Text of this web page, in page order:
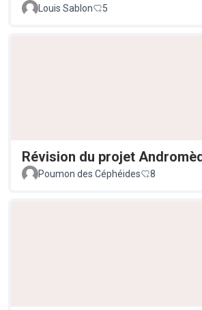
Louis Sablon 5
Révision du projet
Poumon des Céphéides 8